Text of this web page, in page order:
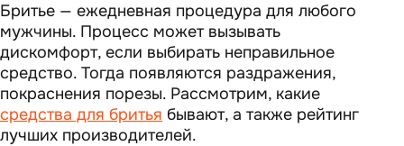
Бритье — ежедневная процедура для любого
мужчины. Процесс может вызывать
дискомфорт, если выбирать неправильное
средство. Тогда появляются раздражения,
покраснения порезы. Рассмотрим, какие
средства для бритья бывают, а также рейтинг
лучших производителей.